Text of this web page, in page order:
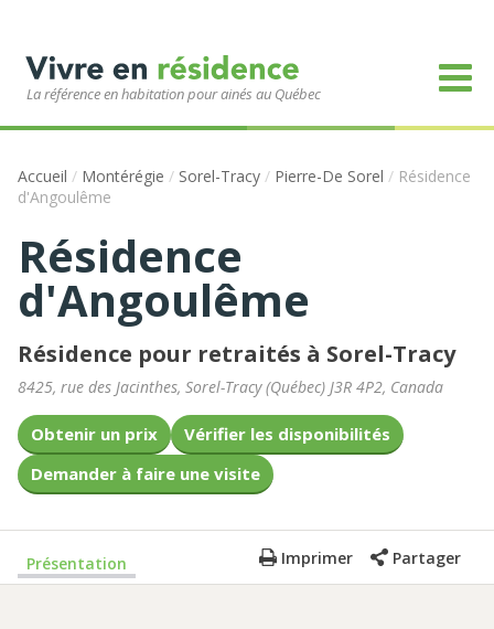
La référence en habitation pour ainés au Québec
Accueil / Montérégie / Sorel-Tracy / Pierre-De Sorel / Résidence
d'Angoulême
Résidence
d'Angoulême
Résidence pour retraités à Sorel-Tracy
8425, rue des Jacinthes, Sorel-Tracy(Québec) J3R 4P2, Canada
Obtenir un prix
Vérifier les disponibilités
Demander à faire une visite
Présentation Imprimer Partager